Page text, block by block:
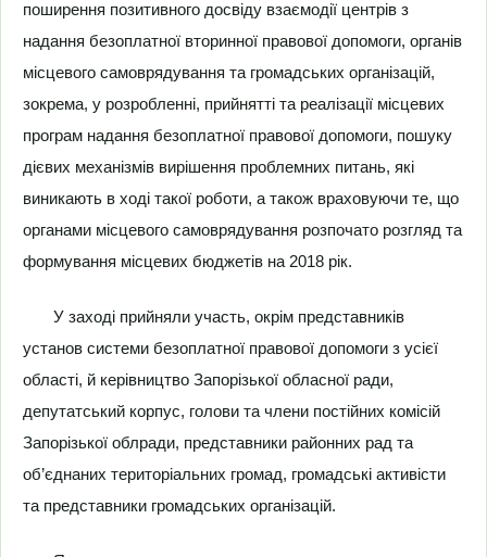
поширення позитивного досвіду взаємодії центрів з
надання безоплатної вторинної правової допомоги, органів
місцевого самоврядування та громадських організацій,
зокрема, у розробленні, прийнятті та реалізації місцевих
програм надання безоплатної правової допомоги, пошуку
дієвих механізмів вирішення проблемних питань, які
виникають в ході такої роботи, а також враховуючи те, що
органами місцевого самоврядування розпочато розгляд та
формування місцевих бюджетів на 2018 рік.
У заході прийняли участь, окрім представників
установ системи безоплатної правової допомоги з усієї
області, й керівництво Запорізької обласної ради,
депутатський корпус, голови та члени постійних комісій
Запорізької облради, представники районних рад та
об’єднаних територіальних громад, громадські активісти
та представники громадських організацій.